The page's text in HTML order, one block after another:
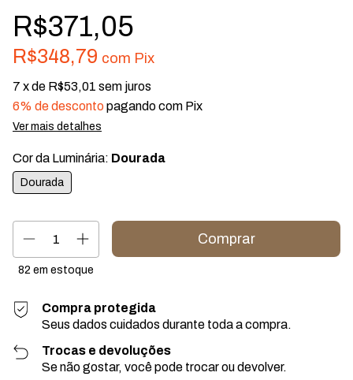
R$371,05
R$348,79 com Pix
7 x de R$53,01 sem juros
6% de descontopagando com Pix
Ver mais detalhes
Cor da Luminária: Dourada
Dourada
82 em estoque
Compra protegida
Seus dados cuidados durante toda a compra.
Trocas e devoluções
Se não gostar, você pode trocar ou devolver.